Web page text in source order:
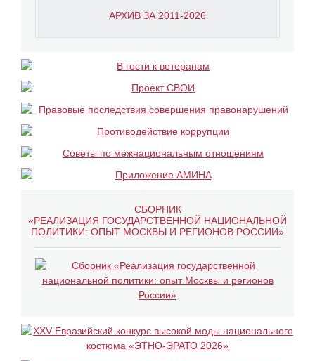
АРХИВ ЗА 2011-2026
СБОРНИК
«РЕАЛИЗАЦИЯ ГОСУДАРСТВЕННОЙ НАЦИОНАЛЬНОЙ
ПОЛИТИКИ: ОПЫТ МОСКВЫ И РЕГИОНОВ РОССИИ»